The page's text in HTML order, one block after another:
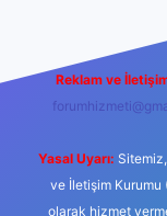
Reklam ve
Yasal Uyarı:
ve İletişim Kurumu
olarak hizmet